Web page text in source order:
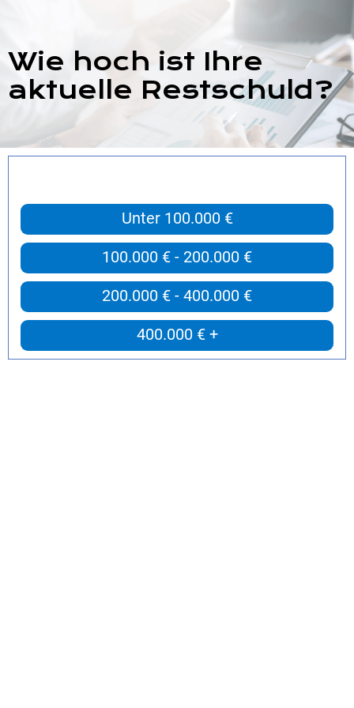
Wie hoch ist Ihre
aktuelle Restschuld?
Unter 100.000 €
100.000 € - 200.000 €
200.000 € - 400.000 €
400.000 € +